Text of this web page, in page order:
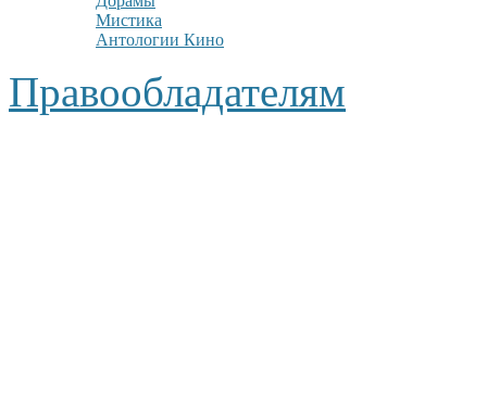
Мистика
Антологии Кино
Правообладателям